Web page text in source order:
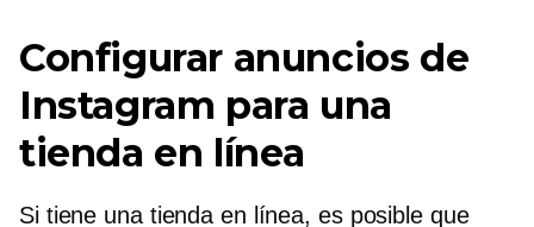
Configurar anuncios de
Instagram para una
tienda en línea
Si tiene una tienda en línea, es posible que